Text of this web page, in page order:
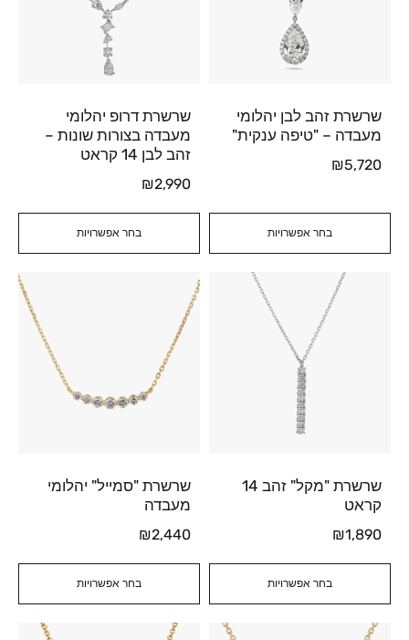
בחר אפשרויות
שרשרת זהב לבן יהלומי
מעבדה – "טיפה ענקית"
₪5,720
בחר אפשרויות
שרשרת דרופ יהלומי
מעבדה בצורות שונות –
זהב לבן 14 קראט
₪2,990
בחר אפשרויות
שרשרת "מקל" זהב 14
קראט
₪1,890
בחר אפשרויות
שרשרת "סמייל" יהלומי
מעבדה
₪2,440